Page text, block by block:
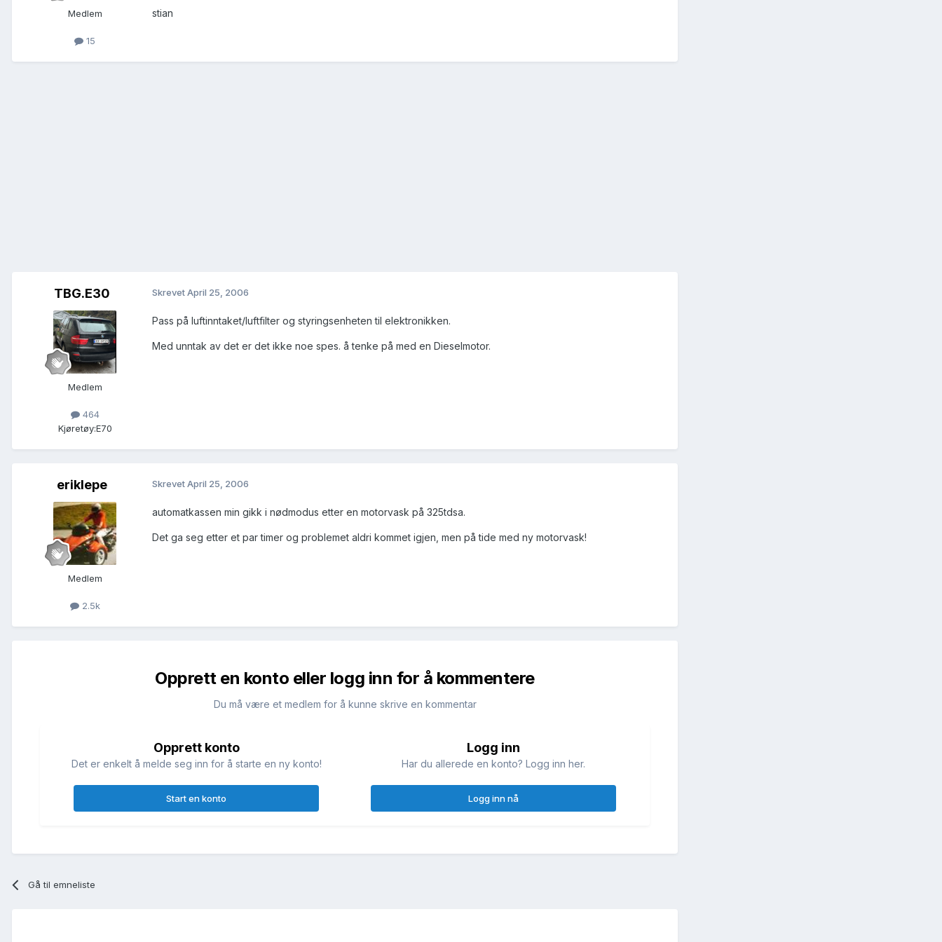
Medlem
15
stian
TBG.E30
Medlem
464
Kjøretøy:E70
SkrevetApril 25, 2006
Pass på luftinntaket/luftfilter og styringsenheten til elektronikken.
Med unntak av det er det ikke noe spes. å tenke på med en Dieselmotor.
eriklepe
Medlem
2.5k
SkrevetApril 25, 2006
automatkassen min gikk i nødmodus etter en motorvask på 325tdsa.
Det ga seg etter et par timer og problemet aldri kommet igjen, men på tide med ny motorvask!
Opprett en konto eller logg inn for å kommentere
Du må være et medlem for å kunne skrive en kommentar
Opprett konto
Det er enkelt å melde seg inn for å starte en ny konto!
Start en konto
Logg inn
Har du allerede en konto? Logg inn her.
Logg inn nå
Gå til emneliste